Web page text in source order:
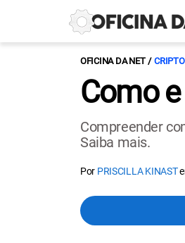
OFICINA DA NET
Como
Compreender
Saiba mais.
Por PRISCILLA KINAST